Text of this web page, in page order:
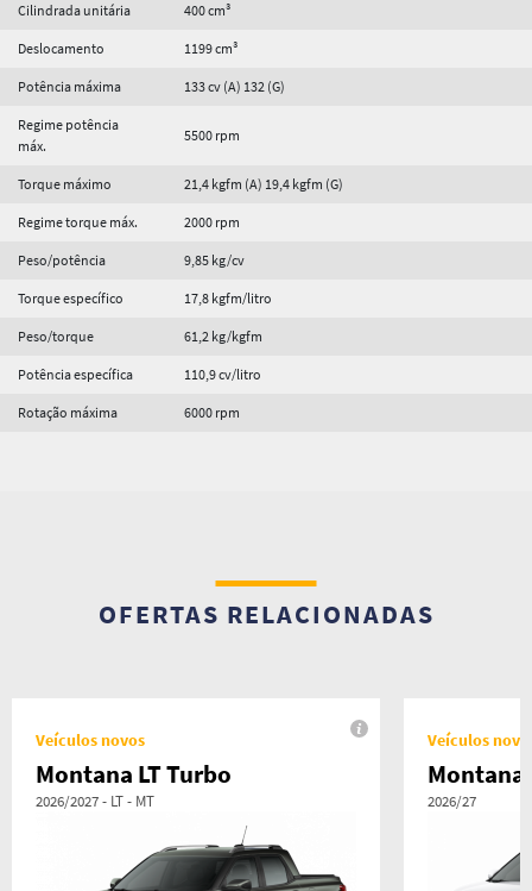
Cilindrada unitária 400 cm³
Deslocamento 1199 cm³
Potência máxima 133 cv (A) 132 (G)
Regime potência
máx.
5500 rpm
Torque máximo 21,4 kgfm (A) 19,4 kgfm (G)
Regime torque máx. 2000 rpm
Peso/potência 9,85 kg/cv
Torque específico 17,8 kgfm/litro
Peso/torque 61,2 kg/kgfm
Potência específica 110,9 cv/litro
Rotação máxima 6000 rpm
OFERTAS RELACIONADAS
Veículos novos
Montana LT Turbo
2026/2027 - LT - MT
Veículos
2026/27